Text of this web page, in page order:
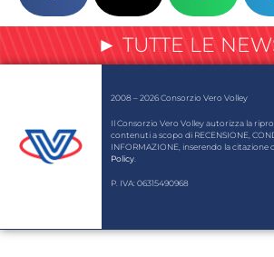
► TUTTE LE
2008 – 2026 Consorzio Vero Volley
Il Consorzio Vero Volley autorizza la
contenuti a scopo di RECENSIONE,
INFORMAZIONE, inserendo la citazione
Policy
P. IVA: 06315490968